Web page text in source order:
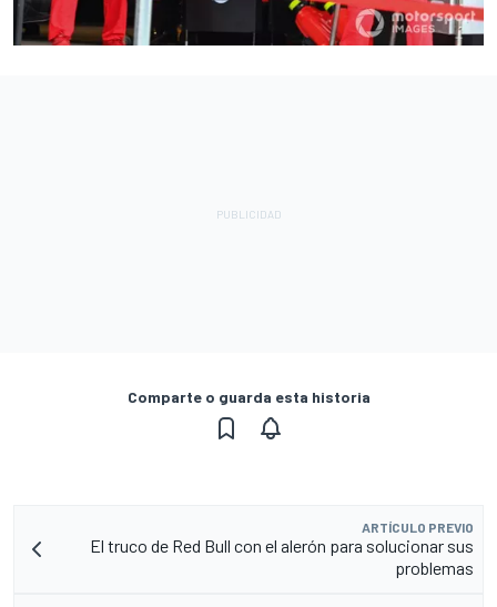
Comparte o guarda esta historia
ARTÍCULO PREVIO
El truco de Red Bull con el alerón para solucionar sus
problemas